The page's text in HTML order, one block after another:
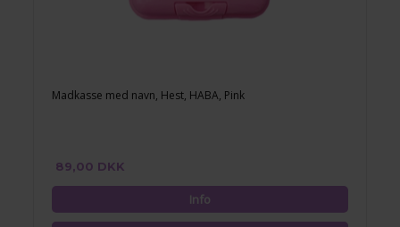
Madkasse med navn, Hest, HABA, Pink
89,00 DKK